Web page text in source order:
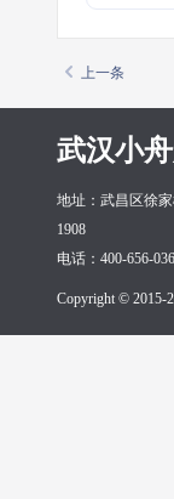
上一条
武汉小
地址：武昌区徐
1908
电话：400-656-
Copyright © 2015-